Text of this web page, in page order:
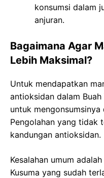
konsumsi dalam
anjuran.
Bagaimana Agar
Lebih Maksimal?
Untuk mendapatkan
antioksidan dalam
untuk
Pengolahan yang tidak
kandungan antioksidan.
Kesalahan umum
Kusuma yang sudah